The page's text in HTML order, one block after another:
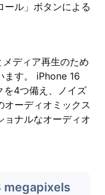
ール」ボタンによる
ディア再生のため
ます。 iPhone 16
を4つ備え、ノイズ
オーディオミックス
ョナルなオーディオ
megapixels